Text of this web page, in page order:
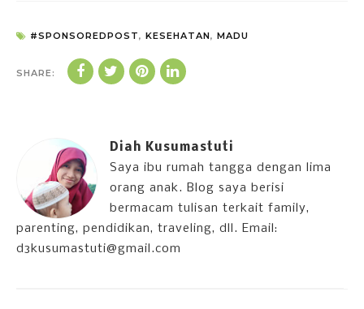
#SPONSOREDPOST, KESEHATAN, MADU
SHARE:
Diah Kusumastuti
Saya ibu rumah tangga dengan lima
orang anak. Blog saya berisi
bermacam tulisan terkait family,
parenting, pendidikan, traveling, dll. Email:
d3kusumastuti@gmail.com